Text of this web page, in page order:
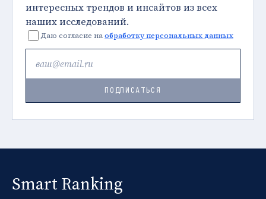
интересных трендов и инсайтов из всех
наших исследований.
Даю согласие наобработку персональных данных
ПОДПИСАТЬСЯ
Smart Ranking